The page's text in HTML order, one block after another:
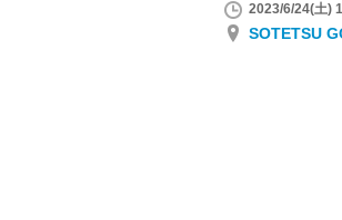
2023/6/24(土)
SOTETSU